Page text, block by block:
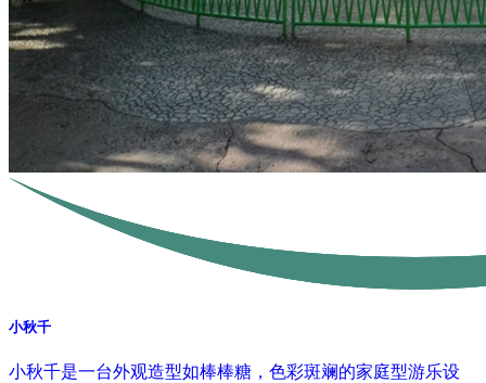
小秋千
小秋千是一台外观造型如棒棒糖，色彩斑斓的家庭型游乐设